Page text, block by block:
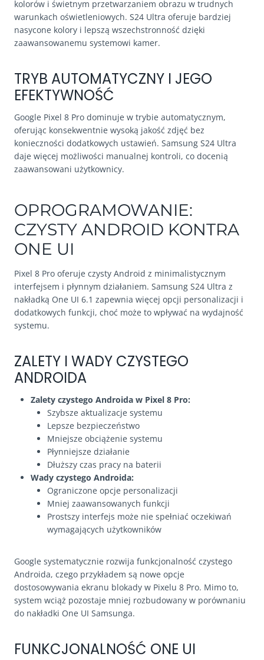
kolorów i świetnym przetwarzaniem obrazu w trudnych
warunkach oświetleniowych. S24 Ultra oferuje bardziej
nasycone kolory i lepszą wszechstronność dzięki
zaawansowanemu systemowi kamer.
TRYB AUTOMATYCZNY I JEGO
EFEKTYWNOŚĆ
Google Pixel 8 Pro dominuje w trybie automatycznym,
oferując konsekwentnie wysoką jakość zdjęć bez
konieczności dodatkowych ustawień. Samsung S24 Ultra
daje więcej możliwości manualnej kontroli, co docenią
zaawansowani użytkownicy.
OPROGRAMOWANIE:
CZYSTY ANDROID KONTRA
ONE UI
Pixel 8 Pro oferuje czysty Android z minimalistycznym
interfejsem i płynnym działaniem. Samsung S24 Ultra z
nakładką One UI 6.1 zapewnia więcej opcji personalizacji i
dodatkowych funkcji, choć może to wpływać na wydajność
systemu.
ZALETY I WADY CZYSTEGO
ANDROIDA
Zalety czystego Androida w Pixel 8 Pro:
Szybsze aktualizacje systemu
Lepsze bezpieczeństwo
Mniejsze obciążenie systemu
Płynniejsze działanie
Dłuższy czas pracy na baterii
Wady czystego Androida:
Ograniczone opcje personalizacji
Mniej zaawansowanych funkcji
Prostszy interfejs może nie spełniać oczekiwań
wymagających użytkowników
Google systematycznie rozwija funkcjonalność czystego
Androida, czego przykładem są nowe opcje
dostosowywania ekranu blokady w Pixelu 8 Pro. Mimo to,
system wciąż pozostaje mniej rozbudowany w porównaniu
do nakładki One UI Samsunga.
FUNKCJONALNOŚĆ ONE UI